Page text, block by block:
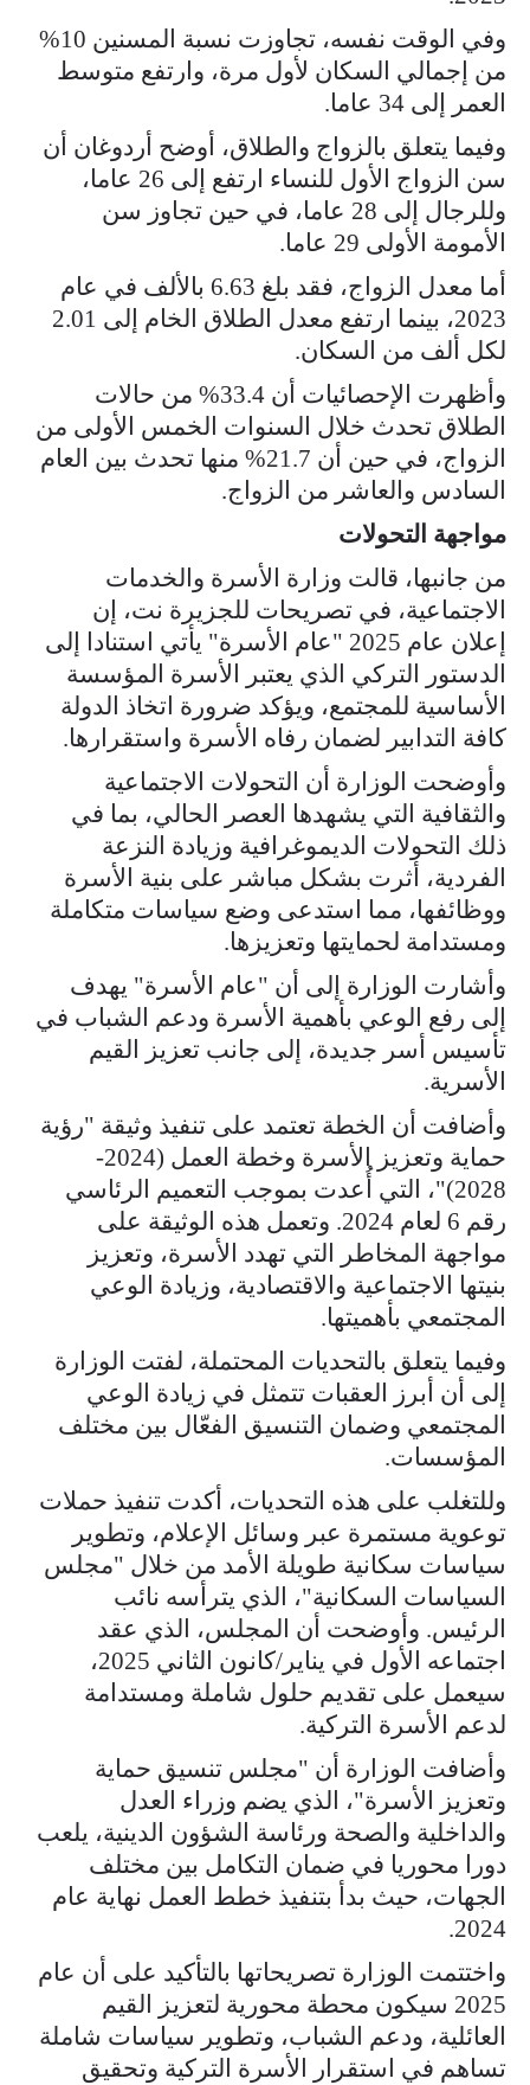
وفي الوقت نفسه، تجاوزت نسبة المسنين 10%
من إجمالي السكان لأول مرة، وارتفع متوسط
العمر إلى 34 عاما.
وفيما يتعلق بالزواج والطلاق، أوضح أردوغان أن
سن الزواج الأول للنساء ارتفع إلى 26 عاما،
وللرجال إلى 28 عاما، في حين تجاوز سن
الأمومة الأولى 29 عاما.
أما معدل الزواج، فقد بلغ 6.63 بالألف في عام
2023، بينما ارتفع معدل الطلاق الخام إلى 2.01
لكل ألف من السكان.
وأظهرت الإحصائيات أن 33.4% من حالات
الطلاق تحدث خلال السنوات الخمس الأولى من
الزواج، في حين أن 21.7% منها تحدث بين العام
السادس والعاشر من الزواج.
مواجهة التحولات
من جانبها، قالت وزارة الأسرة والخدمات
الاجتماعية، في تصريحات للجزيرة نت، إن
إعلان عام 2025 "عام الأسرة" يأتي استنادا إلى
الدستور التركي الذي يعتبر الأسرة المؤسسة
الأساسية للمجتمع، ويؤكد ضرورة اتخاذ الدولة
كافة التدابير لضمان رفاه الأسرة واستقرارها.
وأوضحت الوزارة أن التحولات الاجتماعية
والثقافية التي يشهدها العصر الحالي، بما في
ذلك التحولات الديموغرافية وزيادة النزعة
الفردية، أثرت بشكل مباشر على بنية الأسرة
ووظائفها، مما استدعى وضع سياسات متكاملة
ومستدامة لحمايتها وتعزيزها.
وأشارت الوزارة إلى أن "عام الأسرة" يهدف
إلى رفع الوعي بأهمية الأسرة ودعم الشباب في
تأسيس أسر جديدة، إلى جانب تعزيز القيم
الأسرية.
وأضافت أن الخطة تعتمد على تنفيذ وثيقة "رؤية
حماية وتعزيز الأسرة وخطة العمل (2024-
2028)"، التي أُعدت بموجب التعميم الرئاسي
رقم 6 لعام 2024. وتعمل هذه الوثيقة على
مواجهة المخاطر التي تهدد الأسرة، وتعزيز
بنيتها الاجتماعية والاقتصادية، وزيادة الوعي
المجتمعي بأهميتها.
وفيما يتعلق بالتحديات المحتملة، لفتت الوزارة
إلى أن أبرز العقبات تتمثل في زيادة الوعي
المجتمعي وضمان التنسيق الفعّال بين مختلف
المؤسسات.
وللتغلب على هذه التحديات، أكدت تنفيذ حملات
توعوية مستمرة عبر وسائل الإعلام، وتطوير
سياسات سكانية طويلة الأمد من خلال "مجلس
السياسات السكانية"، الذي يترأسه نائب
الرئيس. وأوضحت أن المجلس، الذي عقد
اجتماعه الأول في يناير/كانون الثاني 2025،
سيعمل على تقديم حلول شاملة ومستدامة
لدعم الأسرة التركية.
وأضافت الوزارة أن "مجلس تنسيق حماية
وتعزيز الأسرة"، الذي يضم وزراء العدل
والداخلية والصحة ورئاسة الشؤون الدينية، يلعب
دورا محوريا في ضمان التكامل بين مختلف
الجهات، حيث بدأ بتنفيذ خطط العمل نهاية عام
2024.
واختتمت الوزارة تصريحاتها بالتأكيد على أن عام
2025 سيكون محطة محورية لتعزيز القيم
العائلية، ودعم الشباب، وتطوير سياسات شاملة
تساهم في استقرار الأسرة التركية وتحقيق